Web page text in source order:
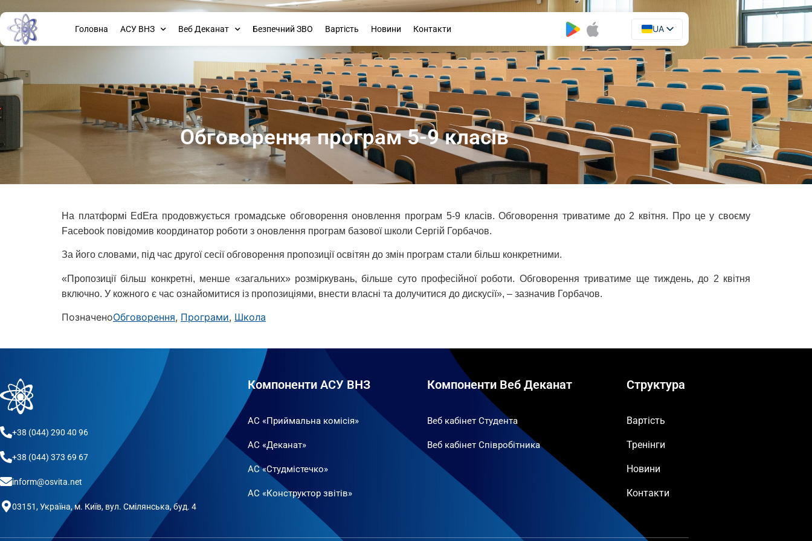
Головна АСУ ВНЗ Веб Деканат Безпечний ЗВО Вартість Новини Контакти
UA
EN
Обговорення програм 5-9 класів
На платформі EdEra продовжується громадське обговорення оновлення програм 5-9 класів. Обговорення триватиме до 2 квітня. Про це у своєму
Facebook повідомив координатор роботи з оновлення програм базової школи Сергій Горбачов.
За його словами, під час другої сесії обговорення пропозиції освітян до змін програм стали більш конкретними.
«Пропозиції більш конкретні, менше «загальних» розміркувань, більше суто професійної роботи. Обговорення триватиме ще тиждень, до 2 квітня
включно. У кожного є час ознайомитися із пропозиціями, внести власні та долучитися до дискусії», – зазначив Горбачов.
ПозначеноОбговорення, Програми, Школа
+38 (044) 290 40 96
+38 (044) 373 69 67
inform@osvita.net
03151, Україна, м. Київ, вул. Смілянська, буд. 4
Компоненти АСУ ВНЗ
АС «Приймальна комісія»
АС «Деканат»
АС «Студмістечко»
АС «Конструктор звітів»
Компоненти Веб Деканат
Веб кабінет Студента
Веб кабінет Співробітника
Структура
Вартість
Тренінги
Новини
Контакти